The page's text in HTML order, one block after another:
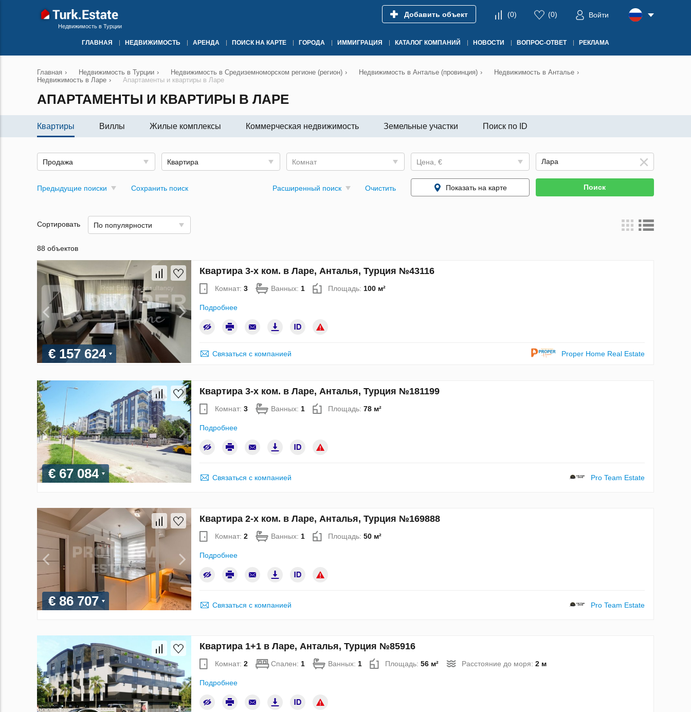
Недвижимость в Турции
Добавить объект (0) (0) Войти
ГЛАВНАЯ НЕДВИЖИМОСТЬ АРЕНДА ПОИСК НА КАРТЕ ГОРОДА ИММИГРАЦИЯ КАТАЛОГ КОМПАНИЙ НОВОСТИ ВОПРОС-ОТВЕТ РЕКЛАМА
Главная › Недвижимость в Турции › Недвижимость в Средиземноморском регионе (регион) › Недвижимость в Анталье (провинция) › Недвижимость в Анталье ›
Недвижимость в Ларе › Апартаменты и квартиры в Ларе
АПАРТАМЕНТЫ И КВАРТИРЫ В ЛАРЕ
Квартиры Виллы Жилые комплексы Коммерческая недвижимость Земельные участки Поиск по ID
Продажа Квартира Комнат Цена, €
Предыдущие поиски Сохранить поиск Расширенный поиск Очистить Показать на карте Поиск
Сортировать По популярности
88 объектов
€ 157 624
Квартира 3-х ком. в Ларе, Анталья, Турция №43116
Комнат: 3 Ванных: 1 Площадь: 100 м²
Подробнее
Связаться с компанией Proper Home Real Estate
€ 67 084
Квартира 3-х ком. в Ларе, Анталья, Турция №181199
Комнат: 3 Ванных: 1 Площадь: 78 м²
Подробнее
Связаться с компанией Pro Team Estate
€ 86 707
Квартира 2-х ком. в Ларе, Анталья, Турция №169888
Комнат: 2 Ванных: 1 Площадь: 50 м²
Подробнее
Связаться с компанией Pro Team Estate
Квартира 1+1 в Ларе, Анталья, Турция №85916
Комнат: 2 Спален: 1 Ванных: 1 Площадь: 56 м² Расстояние до моря: 2 м
Подробнее